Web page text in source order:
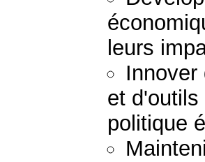
leurs
Innover
et
politique